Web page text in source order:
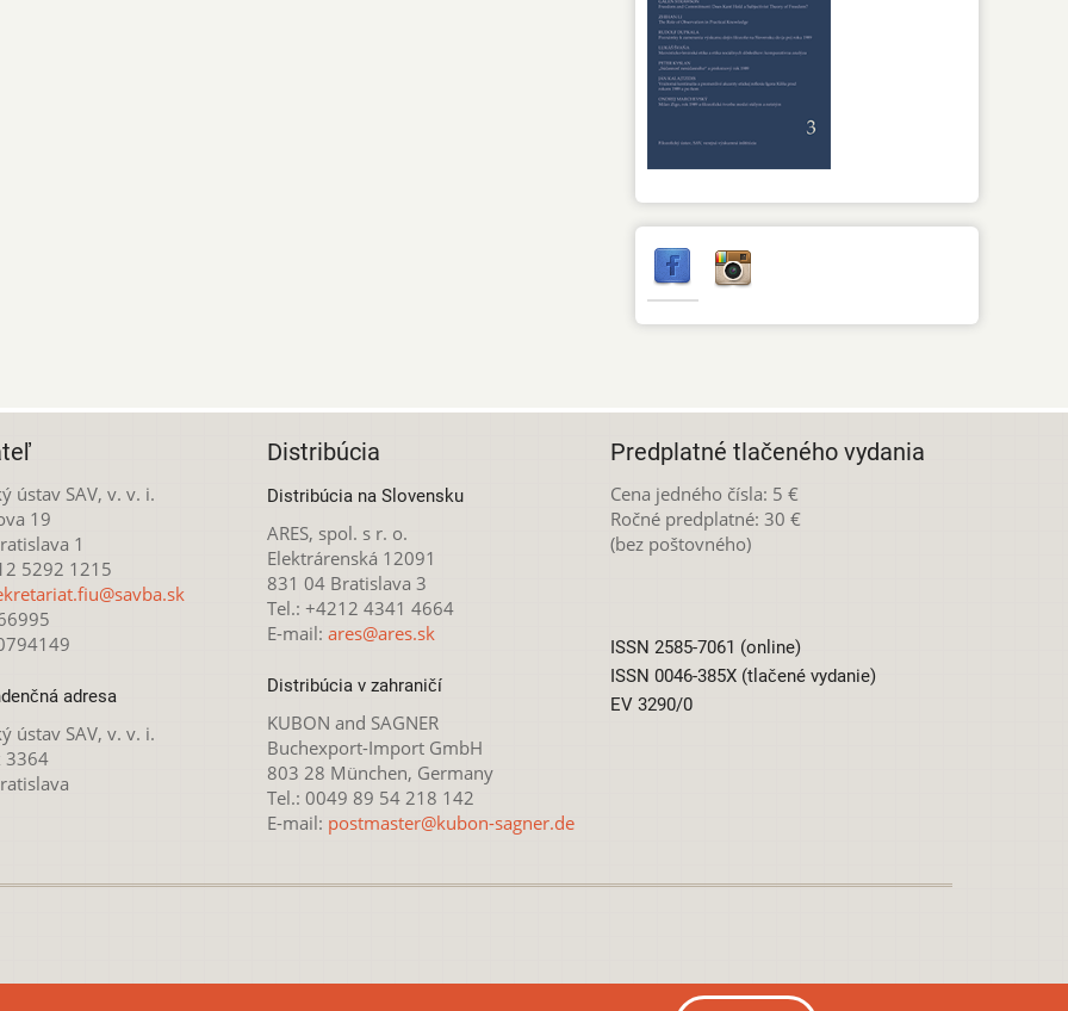
ústav SAV, v. v. i.
19
1
5292 1215
adresa
ústav SAV, v. v. i.
3364
Distribúcia
Distribúcia na Slovensku
ARES, spol. s r. o.
Elektrárenská 12091
831 04 Bratislava 3
Tel.: +4212 4341 4664
E-mail: ares@ares.sk
Distribúcia v zahraničí
KUBON and SAGNER
Buchexport-Import GmbH
803 28 München, Germany
Tel.: 0049 89 54 218 142
E-mail: postmaster@kubon-sagner.de
Predplatné tlačeného vydania
Cena jedného čísla: 5 €
Ročné predplatné: 30 €
(bez poštovného)
ISSN 2585-7061 (online)
ISSN 0046-385X (tlačené vydanie)
EV 3290/0
Creative Commons Attribution-NonCommercial 4.0 International License